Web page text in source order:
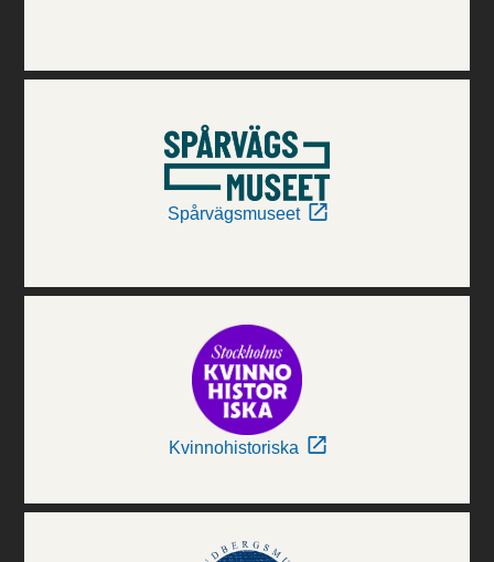
Spårvägsmuseet
Kvinnohistoriska